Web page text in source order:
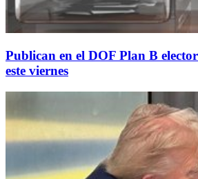
Publican en el DOF Plan B
este viernes